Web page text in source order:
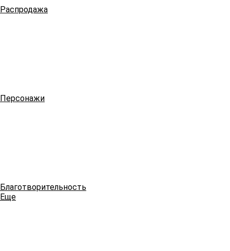
Распродажа
Персонажи
Благотворительность
Еще